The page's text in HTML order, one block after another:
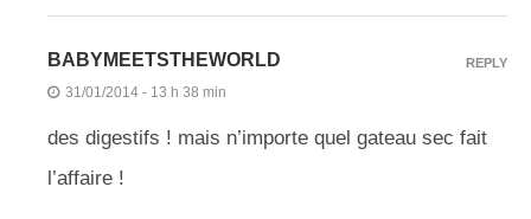
BABYMEETSTHEWORLD
31/01/2014 - 13 h 38 min
des digestifs ! mais n’importe quel gateau sec fait
l’affaire !
REPLY